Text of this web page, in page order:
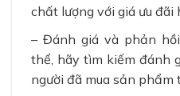
chất lượng với giá ưu đãi
– Đánh giá và phản
thể, hãy tìm kiếm đánh
người đã mua sản phẩm